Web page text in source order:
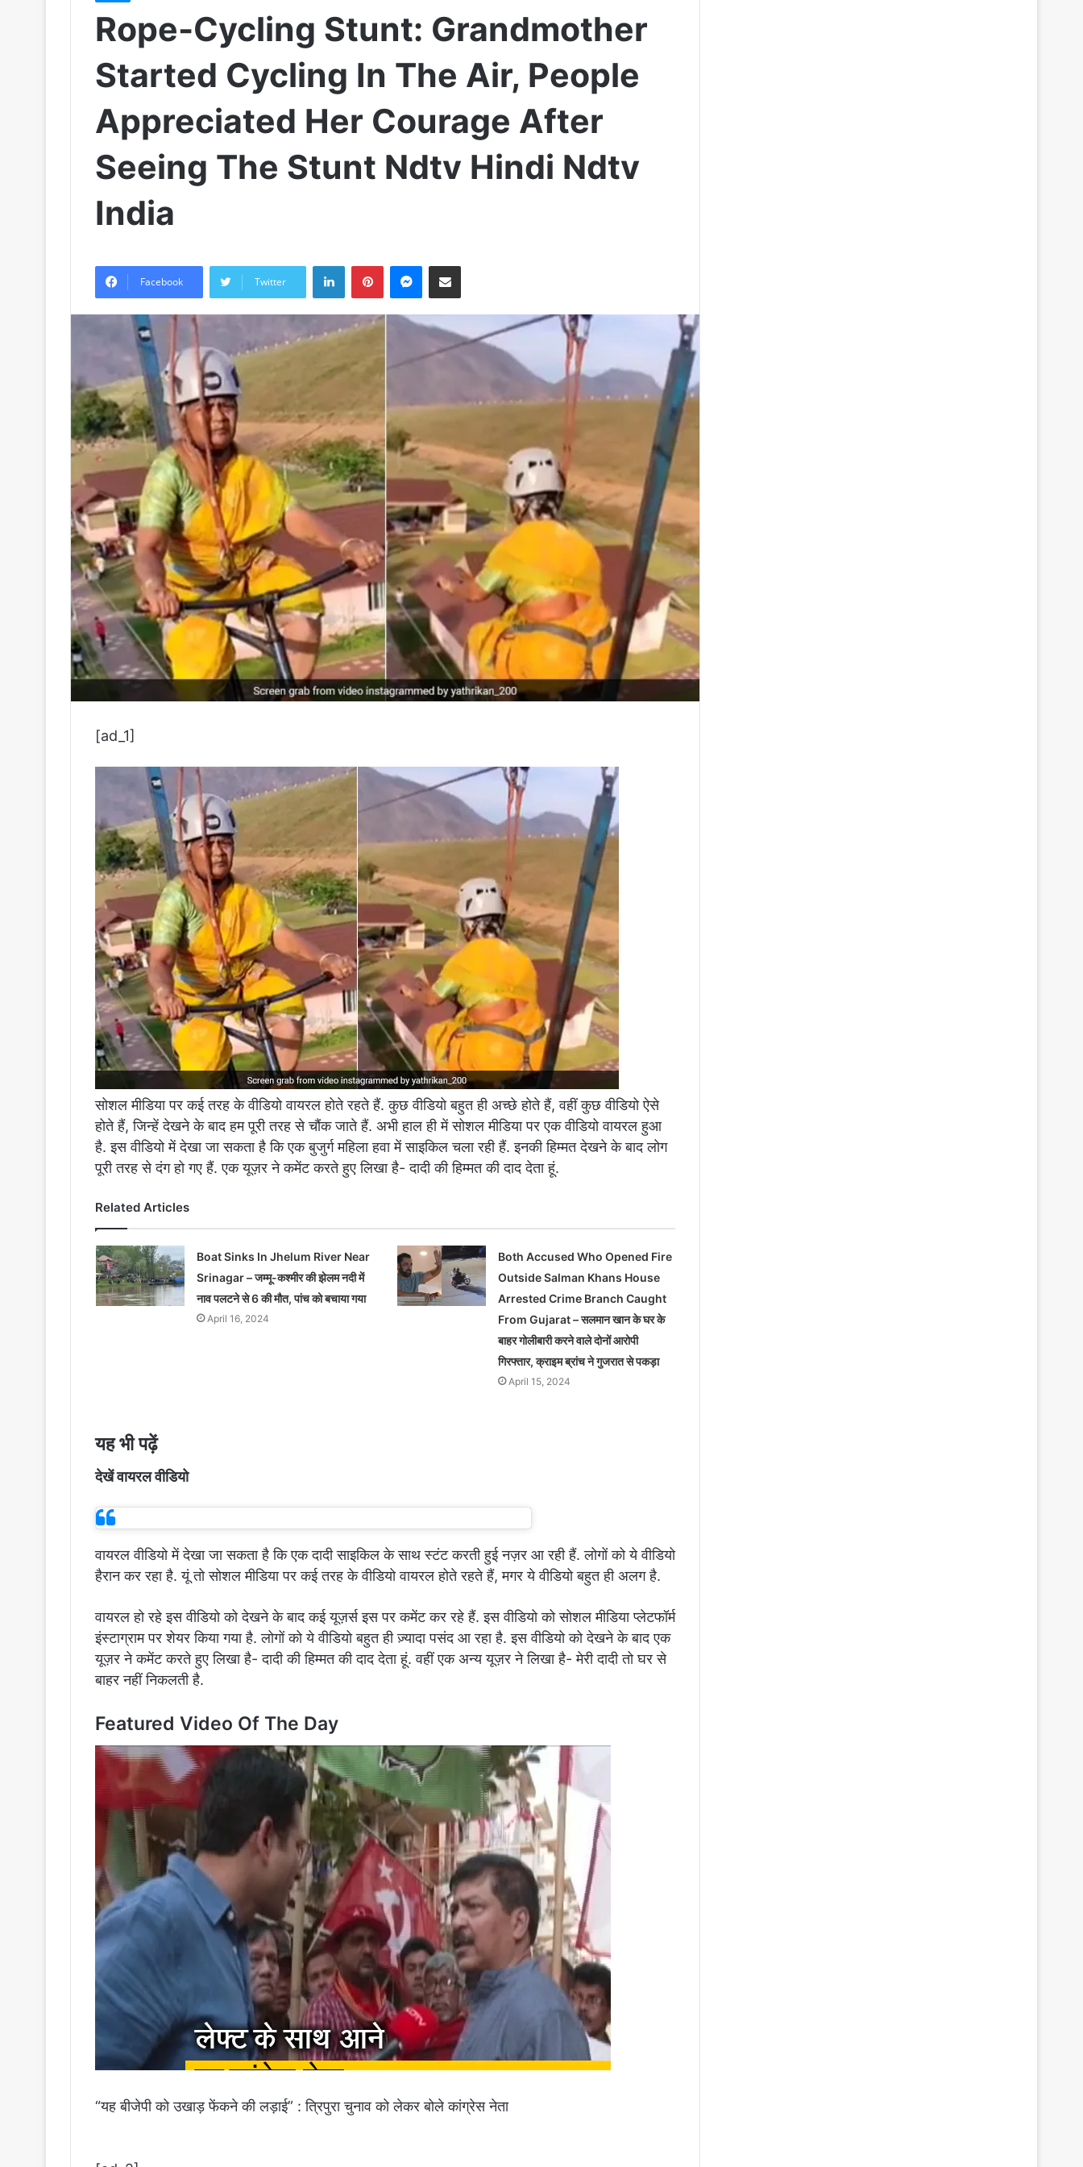
Rope-Cycling Stunt: Grandmother
Started Cycling In The Air, People
Appreciated Her Courage After
Seeing The Stunt Ndtv Hindi Ndtv
India
Facebook Twitter
[ad_1]
सोशल मीडिया पर कई तरह के वीडियो वायरल होते रहते हैं. कुछ वीडियो बहुत ही अच्छे होते हैं, वहीं कुछ वीडियो ऐसे
होते हैं, जिन्हें देखने के बाद हम पूरी तरह से चौंक जाते हैं. अभी हाल ही में सोशल मीडिया पर एक वीडियो वायरल हुआ
है. इस वीडियो में देखा जा सकता है कि एक बुजुर्ग महिला हवा में साइकिल चला रही हैं. इनकी हिम्मत देखने के बाद लोग
पूरी तरह से दंग हो गए हैं. एक यूज़र ने कमेंट करते हुए लिखा है- दादी की हिम्मत की दाद देता हूं.
Related Articles
Boat Sinks In Jhelum River Near
Srinagar – जम्मू-कश्मीर की झेलम नदी में
नाव पलटने से 6 की मौत, पांच को बचाया गया
April 16, 2024
Both Accused Who Opened Fire
Outside Salman Khans House
Arrested Crime Branch Caught
From Gujarat – सलमान खान के घर के
बाहर गोलीबारी करने वाले दोनों आरोपी
गिरफ्तार, क्राइम ब्रांच ने गुजरात से पकड़ा
April 15, 2024
यह भी पढ़ें
देखें वायरल वीडियो
वायरल वीडियो में देखा जा सकता है कि एक दादी साइकिल के साथ स्टंट करती हुई नज़र आ रही हैं. लोगों को ये वीडियो
हैरान कर रहा है. यूं तो सोशल मीडिया पर कई तरह के वीडियो वायरल होते रहते हैं, मगर ये वीडियो बहुत ही अलग है.
वायरल हो रहे इस वीडियो को देखने के बाद कई यूज़र्स इस पर कमेंट कर रहे हैं. इस वीडियो को सोशल मीडिया प्लेटफॉर्म
इंस्टाग्राम पर शेयर किया गया है. लोगों को ये वीडियो बहुत ही ज़्यादा पसंद आ रहा है. इस वीडियो को देखने के बाद एक
यूज़र ने कमेंट करते हुए लिखा है- दादी की हिम्मत की दाद देता हूं. वहीं एक अन्य यूज़र ने लिखा है- मेरी दादी तो घर से
बाहर नहीं निकलती है.
Featured Video Of The Day
“यह बीजेपी को उखाड़ फेंकने की लड़ाई” : त्रिपुरा चुनाव को लेकर बोले कांग्रेस नेता